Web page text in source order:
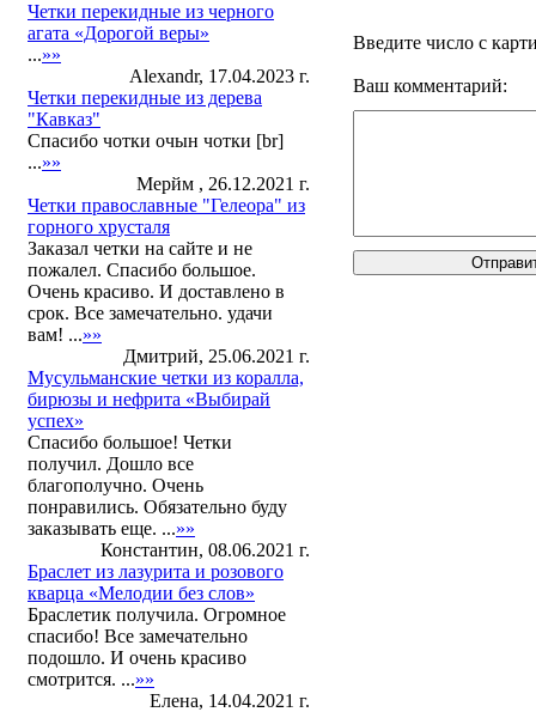
Четки перекидные из черного
агата «Дорогой веры»
...»»
Alexandr, 17.04.2023 г.
Четки перекидные из дерева
"Кавказ"
Спасибо чотки очын чотки [br]
...»»
Мерйм , 26.12.2021 г.
Четки православные "Гелеора" из
горного хрусталя
Заказал четки на сайте и не
пожалел. Спасибо большое.
Очень красиво. И доставлено в
срок. Все замечательно. удачи
вам! ...»»
Дмитрий, 25.06.2021 г.
Мусульманские четки из коралла,
бирюзы и нефрита «Выбирай
успех»
Спасибо большое! Четки
получил. Дошло все
благополучно. Очень
понравились. Обязательно буду
заказывать еще. ...»»
Константин, 08.06.2021 г.
Браслет из лазурита и розового
кварца «Мелодии без слов»
Браслетик получила. Огромное
спасибо! Все замечательно
подошло. И очень красиво
смотрится. ...»»
Елена, 14.04.2021 г.
Введите число с
Ваш комментарий: